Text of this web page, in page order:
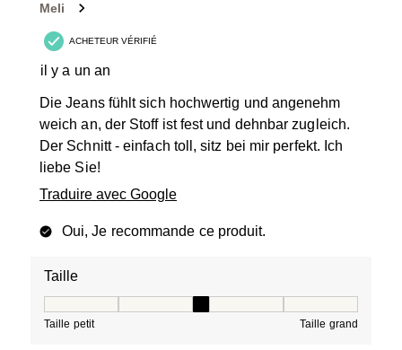
Meli
ACHETEUR VÉRIFIÉ
il y a un an
Die Jeans fühlt sich hochwertig und angenehm
weich an, der Stoff ist fest und dehnbar zugleich.
Der Schnitt - einfach toll, sitz bei mir perfekt. Ich
liebe Sie!
Traduire avec Google
Oui, Je recommande ce produit.
Taille
Taille petit Taille grand